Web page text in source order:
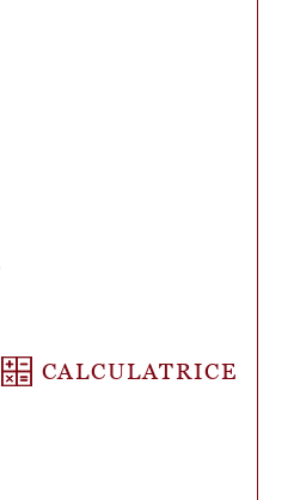
CALCULATRICE